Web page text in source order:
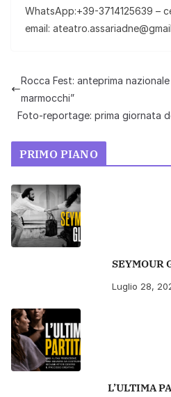
WhatsApp:+39-3714125639 –
email:
Rocca Fest: anteprima
marmocchi”
Foto-reportage: prima giornata
PRIMO PIANO
SEYMOUR
Luglio 28,
L’ULTIMA